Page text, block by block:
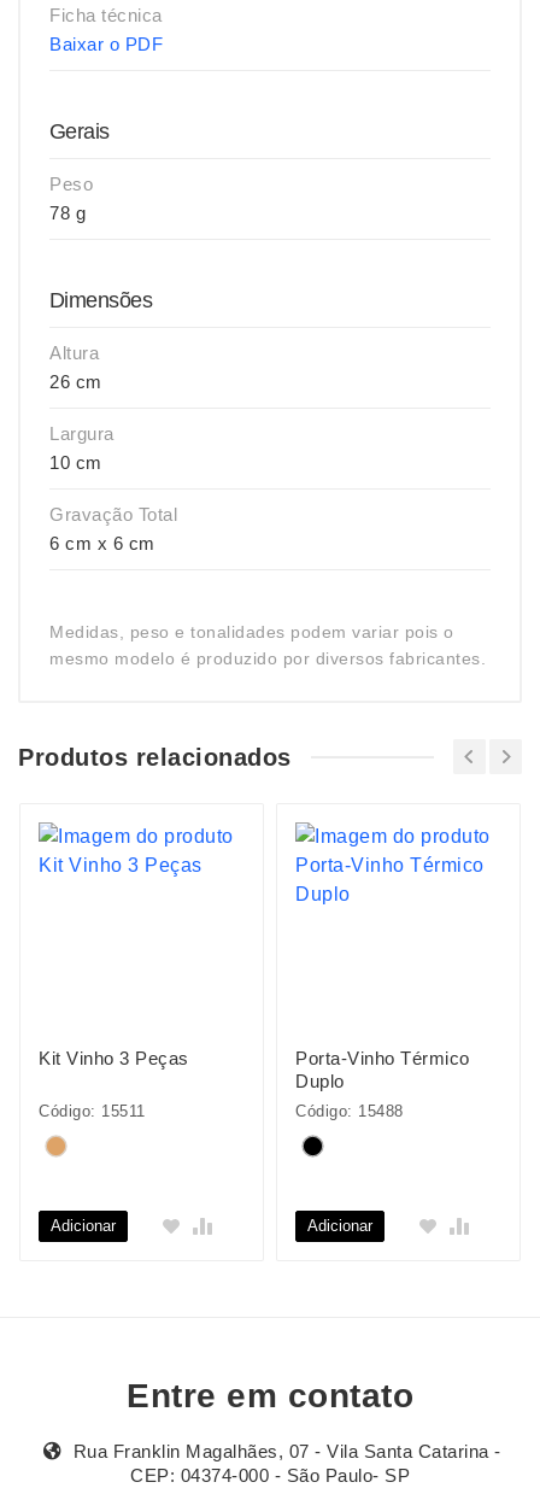
Ficha técnica
Baixar o PDF
Gerais
Peso
78 g
Dimensões
Altura
26 cm
Largura
10 cm
Gravação Total
6 cm x 6 cm
Medidas, peso e tonalidades podem variar pois o
mesmo modelo é produzido por diversos fabricantes.
Produtos relacionados
Kit Vinho 3 Peças
Código: 15511
Adicionar
Porta-Vinho Térmico
Duplo
Código: 15488
Adicionar
Entre em contato
Rua Franklin Magalhães, 07 - Vila Santa Catarina -
CEP: 04374-000 - São Paulo- SP